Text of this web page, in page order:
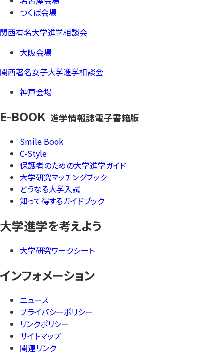
つくば会場
関西有名大学進学相談会
大阪会場
関西著名女子大学進学相談会
神戸会場
E-BOOK 進学情報誌電子書籍版
Smile Book
C-Style
保護者のための大学進学ガイド
大学研究マッチングブック
どうなる大学入試
知って得するガイドブック
大学進学を考えよう
大学研究ワークシート
インフォメーション
ニュース
プライバシーポリシー
リンクポリシー
サイトマップ
関連リンク